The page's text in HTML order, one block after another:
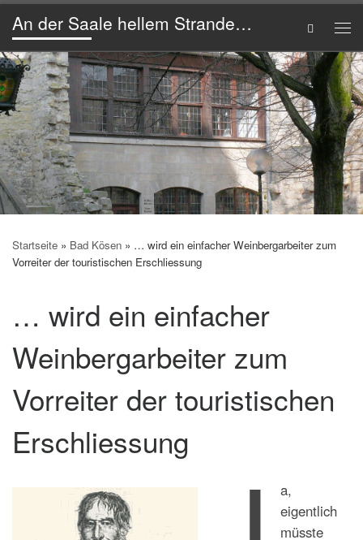
Zum Inhalt springen
An der Saale hellem Strande…
Search
Startseite » Bad Kösen » … wird ein einfacher Weinbergarbeiter zum
Vorreiter der touristischen Erschliessung
… wird ein einfacher
Weinbergarbeiter zum
Vorreiter der touristischen
Erschliessung
a,
eigentlich
müsste